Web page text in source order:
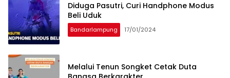
Diduga Pasutri, Curi Handphone Modus
Beli Uduk
Bandarlampung 17/01/2024
Melalui Tenun Songket Cetak Duta